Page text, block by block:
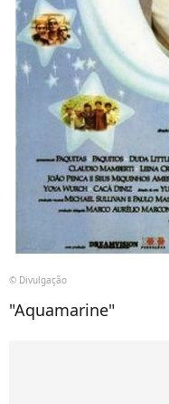
© Divulgação
"Aquamarine"